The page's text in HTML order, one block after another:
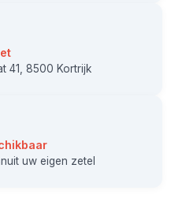
41, 8500 Kortrijk
uw eigen zetel